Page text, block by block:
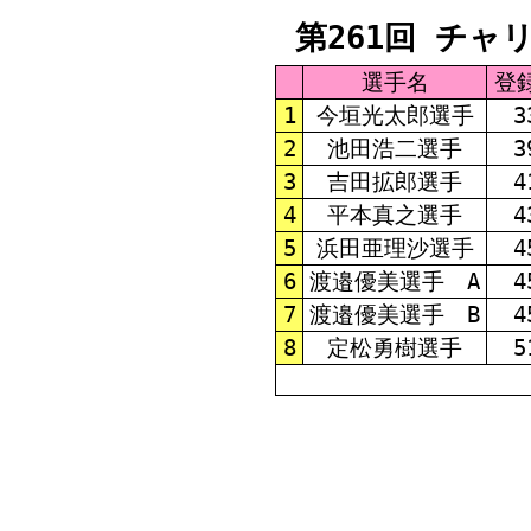
第261回 チャ
選手名
登
1
今垣光太郎選手
2
池田浩二選手
3
吉田拡郎選手
4
平本真之選手
5
浜田亜理沙選手
6 渡邉優美選手 A
7 渡邉優美選手 B
8
定松勇樹選手